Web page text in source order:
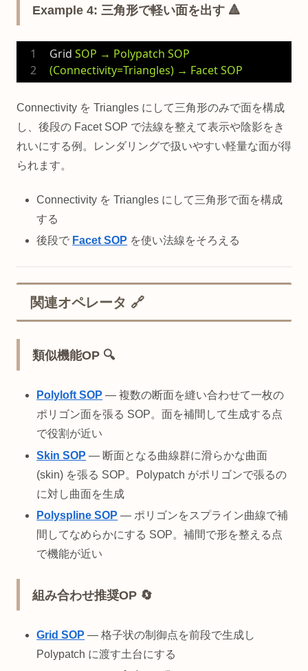
Example 4: 三角形で軽い面を出す 🔺
Grid SOP → Polypatch SOP
(Connectivity=Triangles) → Facet SOP
Connectivity を Triangles にして三角形のみで面を構成
し、後段の Facet SOP で法線を整えて表示や陰影をき
れいにする例。レンダリングで扱いやすい軽量な面が得
られます。
Connectivity を Triangles にして三角形で面を構成
する
後段で Facet SOP を使い法線をそろえる
関連オペレータ 🔗
類似機能OP 🔍
Polyloft SOP — 複数の断面を縫い合わせて一枚の
ポリゴン面を張る SOP。面を補間して生成する点
で役割が近い
Skin SOP — 断面となる曲線群に滑らかな曲面
(skin) を張る SOP。Polypatch がポリゴンで張るの
に対し曲面を生成
Polyspline SOP — ポリゴンをスプライン曲線で補
間してなめらかにする SOP。補間で形を整える点
で機能が近い
組み合わせ推奨OP 🔄
Grid SOP — 格子状の制御点を前段で生成し
Polypatch に渡す土台にする